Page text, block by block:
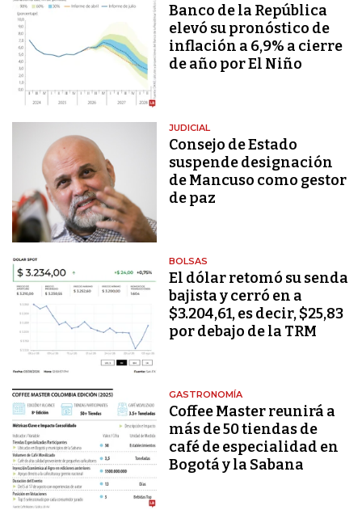
Banco de la República
elevó su pronóstico de
inflación a 6,9% a cierre
de año por El Niño
JUDICIAL
Consejo de Estado
suspende designación
de Mancuso como gestor
de paz
BOLSAS
El dólar retomó su senda
bajista y cerró en a
$3.204,61, es decir, $25,83
por debajo de la TRM
GASTRONOMÍA
Coffee Master reunirá a
más de 50 tiendas de
café de especialidad en
Bogotá y la Sabana